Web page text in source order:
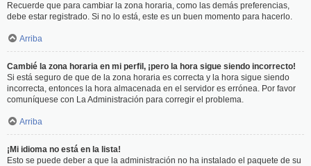
Recuerde que para cambiar la zona horaria, como las demás preferencias,
debe estar registrado. Si no lo está, este es un buen momento para hacerlo.
Arriba
Cambié la zona horaria en mi perfil, ¡pero la hora sigue siendo incorrecto!
Si está seguro de que de la zona horaria es correcta y la hora sigue siendo
incorrecta, entonces la hora almacenada en el servidor es errónea. Por favor
comuníquese con La Administración para corregir el problema.
Arriba
¡Mi idioma no está en la lista!
Esto se puede deber a que la administración no ha instalado el paquete de su